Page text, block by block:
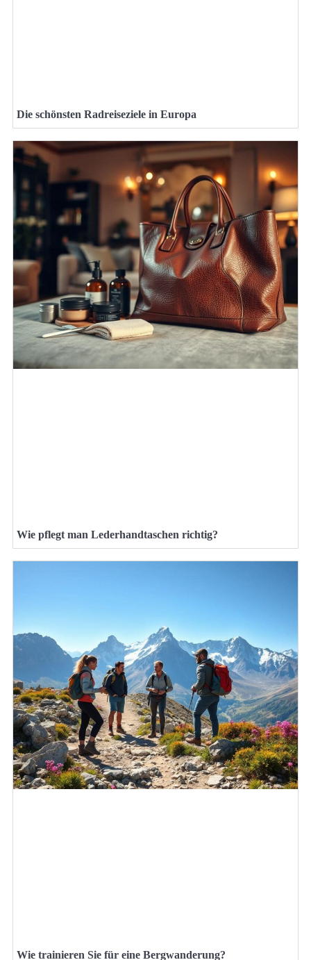
Die schönsten Radreiseziele in Europa
Wie pflegt man Lederhandtaschen richtig?
Wie trainieren Sie für eine Bergwanderung?